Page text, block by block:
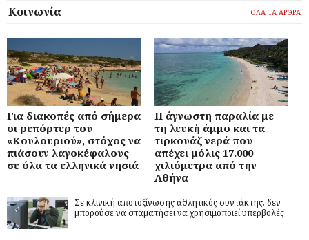
Κοινωνία ΟΛΑ ΤΑ ΑΡΘΡΑ
Για διακοπές από σήμερα
οι ρεπόρτερ του
«Κουλουριού», στόχος να
πιάσουν λαγοκέφαλους
σε όλα τα ελληνικά νησιά
Η άγνωστη παραλία με
τη λευκή άμμο και τα
τιρκουάζ νερά που
απέχει μόλις 17.000
χιλιόμετρα από την
Αθήνα
Σε κλινική αποτοξίνωσης αθλητικός συντάκτης, δεν
μπορούσε να σταματήσει να χρησιμοποιεί υπερβολές